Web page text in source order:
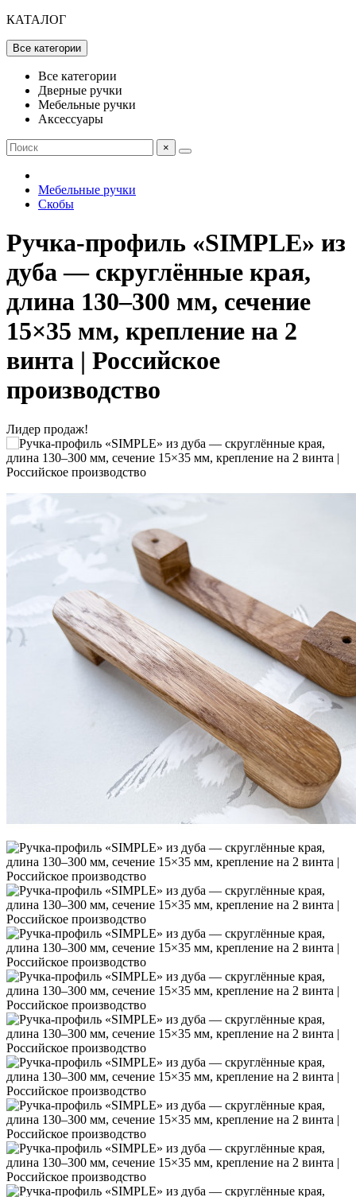
КАТАЛОГ
Все категории
Все категории
Дверные ручки
Мебельные ручки
Аксессуары
×
Мебельные ручки
Скобы
Ручка-профиль «SIMPLE» из
дуба — скруглённые края,
длина 130–300 мм, сечение
15×35 мм, крепление на 2
винта | Российское
производство
Лидер продаж!